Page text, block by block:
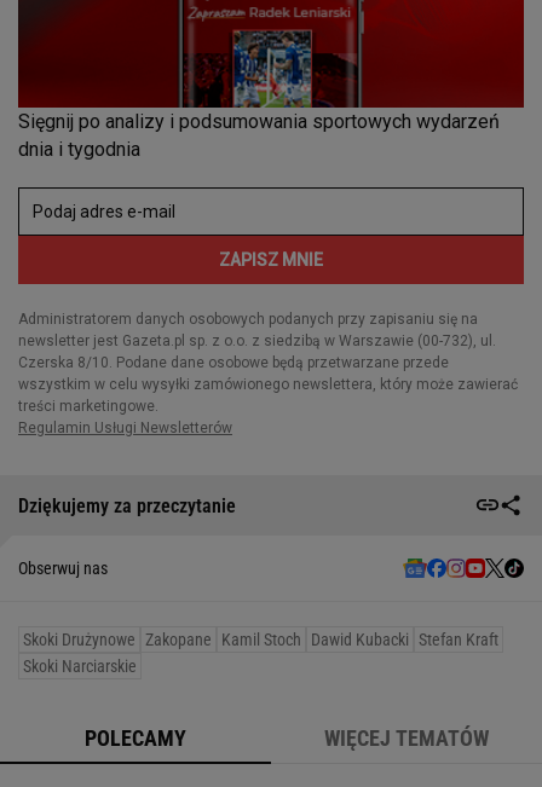
Dziękujemy za przeczytanie
Obserwuj nas
Skoki Drużynowe Zakopane Kamil Stoch Dawid Kubacki Stefan Kraft
Skoki Narciarskie
POLECAMY WIĘCEJ TEMATÓW